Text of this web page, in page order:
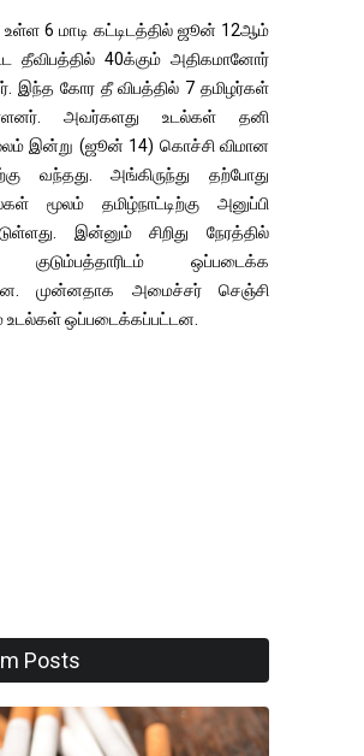
உள்ள 6 மாடி கட்டிடத்தில் ஜூன் 12ஆம்
தீவிபத்தில் 40க்கும் அதிகமானோர்
இந்த கோர தீ விபத்தில் 7 தமிழர்கள்
அவர்களது உடல்கள் தனி
இன்று (ஜூன் 14) கொச்சி விமான
வந்தது. அங்கிருந்து தற்போது
மூலம் தமிழ்நாட்டிற்கு அனுப்பி
இன்னும் சிறிது நேரத்தில்
ஒப்படைக்க
முன்னதாக அமைச்சர் செஞ்சி
உடல்கள் ஒப்படைக்கப்பட்டன.
Posts